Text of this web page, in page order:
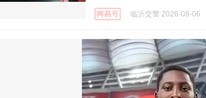
网易号 临沂交警 2026-08-06